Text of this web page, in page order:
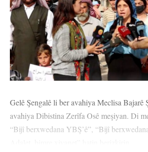
Gelê Şengalê li ber avahiya Meclisa Bajarê
avahiya Dibistina Zerîfa Osê meşiyan. Di
“Bijî berxwedana YBŞ’ê”, “Bijî